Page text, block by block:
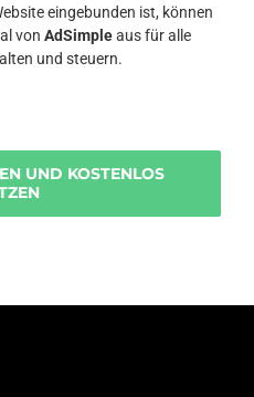
eingebunden ist, können
von AdSimpleaus für alle
und steuern.
UND KOSTENLOS